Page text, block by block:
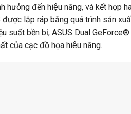
hưởng đến hiệu năng, và kết hợp
được lắp ráp bằng quá trình sản
suất bền bỉ, ASUS Dual
của cạc đồ họa hiệu năng.